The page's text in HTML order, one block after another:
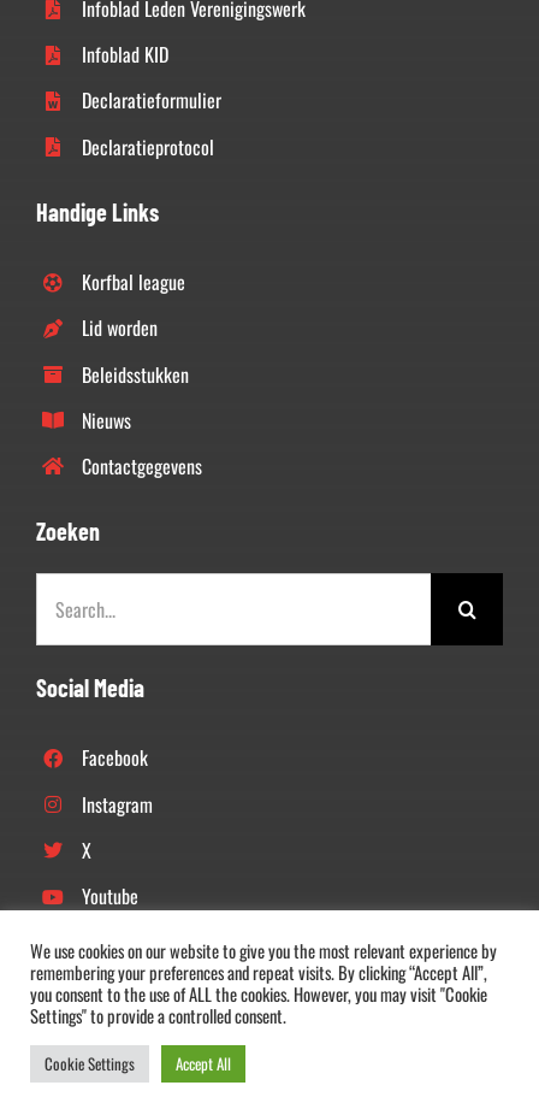
Infoblad Leden Verenigingswerk
Infoblad KID
Declaratieformulier
Declaratieprotocol
Handige Links
Korfbal league
Lid worden
Beleidsstukken
Nieuws
Contactgegevens
Zoeken
naar:
Social Media
Facebook
Instagram
X
Youtube
Linkedin
Tiktok
© Copyright 2022 –2026 |DOS’46
We use cookies on our website to give you the most relevant experience by
remembering your preferences and repeat visits. By clicking “Accept All”,
you consent to the use of ALL the cookies. However, you may visit "Cookie
Settings" to provide a controlled consent.
Cookie Settings Accept All